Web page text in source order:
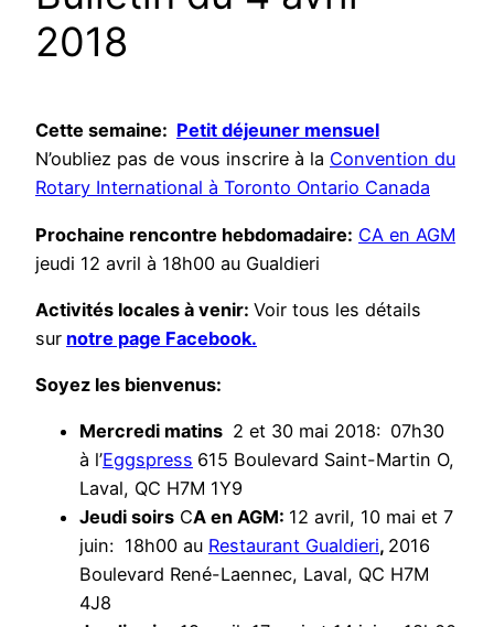
2018
Cette semaine: Petit déjeuner mensuel
N’oubliez pas de vous inscrire à la Convention du
Rotary International à Toronto Ontario Canada
Prochaine rencontre hebdomadaire: CA en AGM
jeudi 12 avril à 18h00 au Gualdieri
Activités locales à venir: Voir tous les détails
sur notre page Facebook.
Soyez les bienvenus:
Mercredi matins 2 et 30 mai 2018: 07h30
à l’Eggspress 615 Boulevard Saint-Martin O,
Laval, QC H7M 1Y9
Jeudi soirs CA en AGM: 12 avril, 10 mai et 7
juin: 18h00 au Restaurant Gualdieri, 2016
Boulevard René-Laennec, Laval, QC H7M
4J8